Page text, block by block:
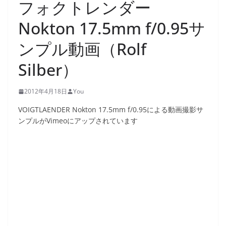
フォクトレンダー
Nokton 17.5mm f/0.95サ
ンプル動画（Rolf
Silber）
2012年4月18日 You
VOIGTLAENDER Nokton 17.5mm f/0.95による動画撮影サ
ンプルがVimeoにアップされています